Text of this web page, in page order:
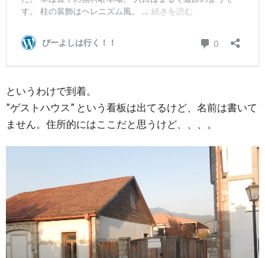
というわけで到着。
”ゲストハウス” という看板は出てるけど、名前は書いて
ません。住所的にはここだと思うけど、、、。